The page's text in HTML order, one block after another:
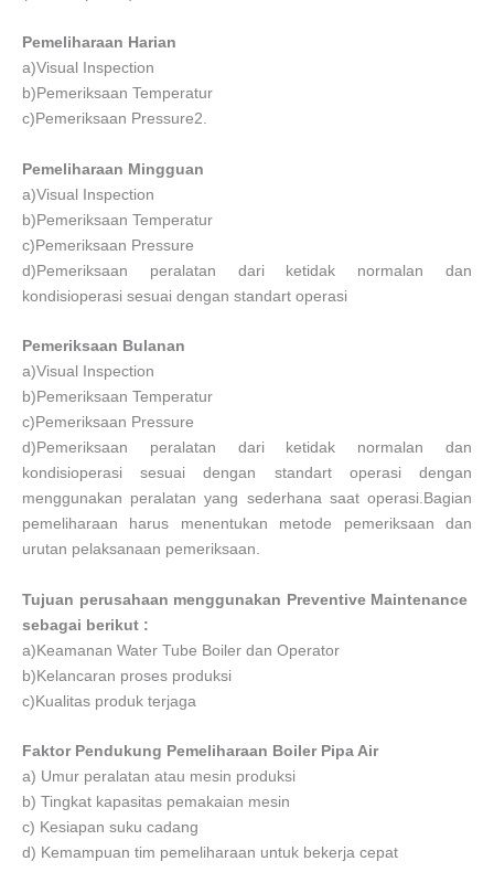
Pemeliharaan Harian
a)Visual Inspection
b)Pemeriksaan Temperatur
c)Pemeriksaan Pressure2.
Pemeliharaan Mingguan
a)Visual Inspection
b)Pemeriksaan Temperatur
c)Pemeriksaan Pressure
d)Pemeriksaan peralatan dari ketidak normalan dan
kondisioperasi sesuai dengan standart operasi
Pemeriksaan Bulanan
a)Visual Inspection
b)Pemeriksaan Temperatur
c)Pemeriksaan Pressure
d)Pemeriksaan peralatan dari ketidak normalan dan
kondisioperasi sesuai dengan standart operasi dengan
menggunakan peralatan yang sederhana saat operasi.Bagian
pemeliharaan harus menentukan metode pemeriksaan dan
urutan pelaksanaan pemeriksaan.
Tujuan perusahaan menggunakan Preventive Maintenance
sebagai berikut :
a)Keamanan Water Tube Boiler dan Operator
b)Kelancaran proses produksi
c)Kualitas produk terjaga
Faktor Pendukung Pemeliharaan Boiler Pipa Air
a) Umur peralatan atau mesin produksi
b) Tingkat kapasitas pemakaian mesin
c) Kesiapan suku cadang
d) Kemampuan tim pemeliharaan untuk bekerja cepat